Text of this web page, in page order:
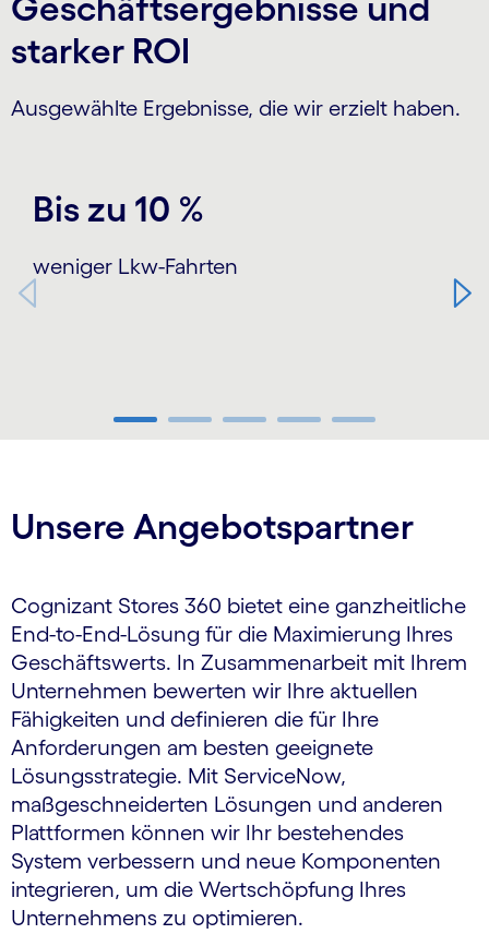
starker ROI
Ausgewählte Ergebnisse, die wir erzielt haben.
Bis zu 10 %
weniger Lkw-Fahrten
Unsere Angebotspartner
Cognizant Stores 360 bietet eine ganzheitliche
End-to-End-Lösung für die Maximierung Ihres
Geschäftswerts. In Zusammenarbeit mit Ihrem
Unternehmen bewerten wir Ihre aktuellen
Fähigkeiten und definieren die für Ihre
Anforderungen am besten geeignete
Lösungsstrategie. Mit ServiceNow,
maßgeschneiderten Lösungen und anderen
Plattformen können wir Ihr bestehendes
System verbessern und neue Komponenten
integrieren, um die Wertschöpfung Ihres
Unternehmens zu optimieren.